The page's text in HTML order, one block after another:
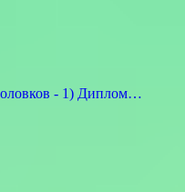
- 1) Диплом…